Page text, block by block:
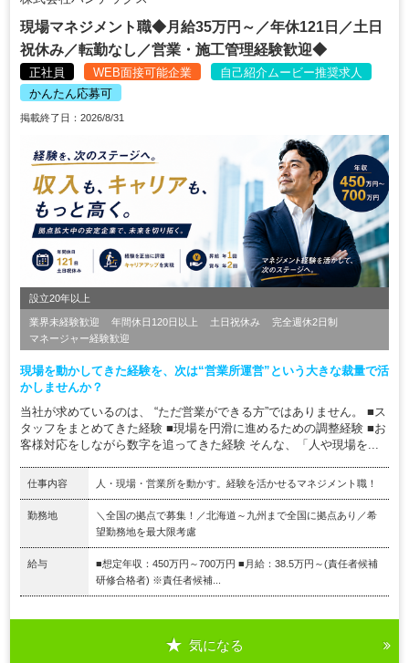
現場マネジメント職◆月給35万円～／年休121日／土日
祝休み／転勤なし／営業・施工管理経験歓迎◆
正社員 WEB面接可能企業
自己紹介ムービー推奨求人
かんたん応募可
掲載終了日：2026/8/31
設立20年以上
業界未経験歓迎 年間休日120日以上 土日祝休み
完全週休2日制
マネージャー経験歓迎
現場を動かしてきた経験を、次は“営業所運営”という大きな裁量で活
かしませんか？
当社が求めているのは、 “ただ営業ができる方”ではありません。 ■ス
タッフをまとめてきた経験 ■現場を円滑に進めるための調整経験 ■お
客様対応をしながら数字を追ってきた経験 そんな、「人や現場を...
仕事内容 人・現場・営業所を動かす。経験を活かせるマネジメント職！
勤務地
＼全国の拠点で募集！／北海道～九州まで全国に拠点あり／希
望勤務地を最大限考慮
給与
■想定年収：450万円～700万円 ■月給：38.5万円～(責任者候補
研修合格者) ※責任者候補...
気になる